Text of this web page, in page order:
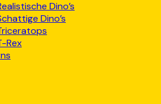
Dino’s
Dino’s
Rex